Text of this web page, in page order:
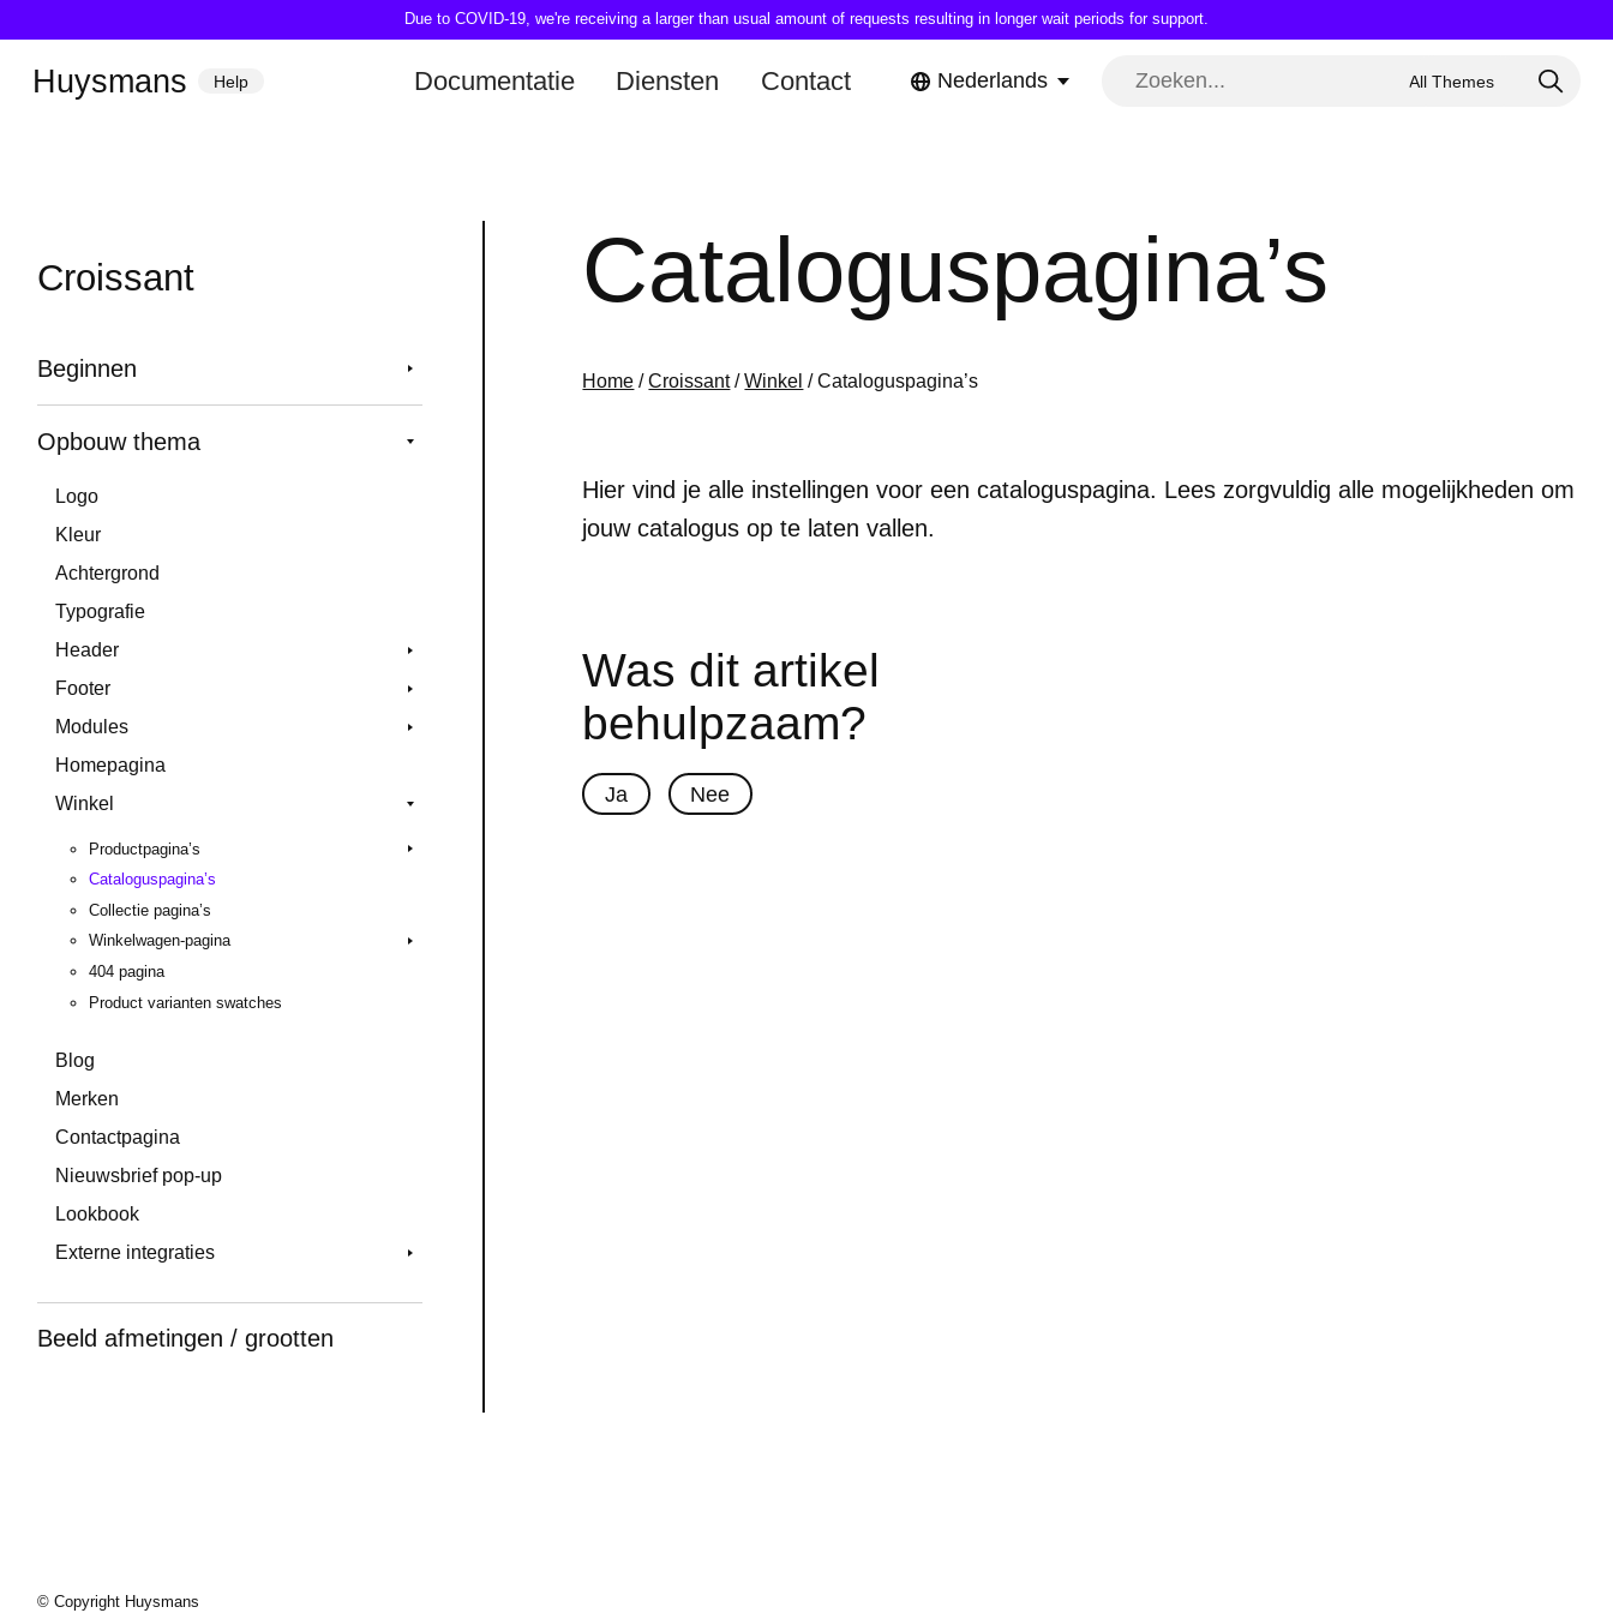
Due to COVID-19, we're receiving a larger than usual amount of requests resulting in longer wait periods for support.
Huysmans Help Documentatie Diensten Contact Nederlands
Croissant
Beginnen
Opbouw thema
Logo
Kleur
Achtergrond
Typografie
Header
Footer
Modules
Homepagina
Winkel
Productpagina’s
Cataloguspagina’s
Collectie pagina’s
Winkelwagen-pagina
404 pagina
Product varianten swatches
Blog
Merken
Contactpagina
Nieuwsbrief pop-up
Lookbook
Externe integraties
Beeld afmetingen / grootten
Cataloguspagina’s
Home /Croissant/Winkel / Cataloguspagina’s
Hier vind je alle instellingen voor een cataloguspagina. Lees zorgvuldig alle mogelijkheden om
jouw catalogus op te laten vallen.
Was dit artikel
behulpzaam?
Ja Nee
© Copyright Huysmans